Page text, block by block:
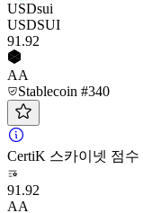
USDsui
USDSUI
91 .92
AA
Stablecoin #340
CertiK 스카이넷 점수
91.92
AA